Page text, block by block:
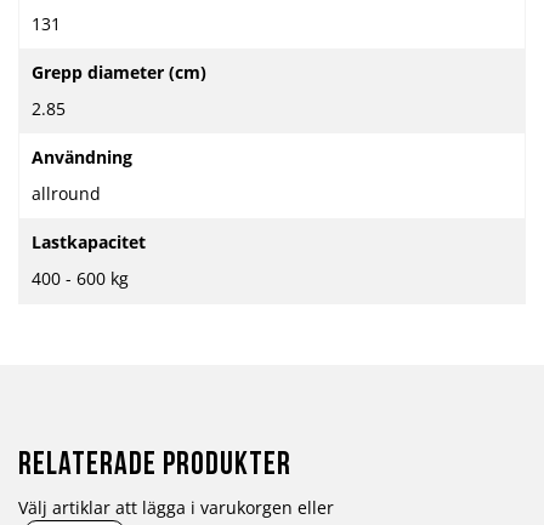
131
Grepp diameter (cm)
2.85
Användning
allround
Lastkapacitet
400 - 600 kg
Relaterade produkter
Välj artiklar att lägga i varukorgen eller